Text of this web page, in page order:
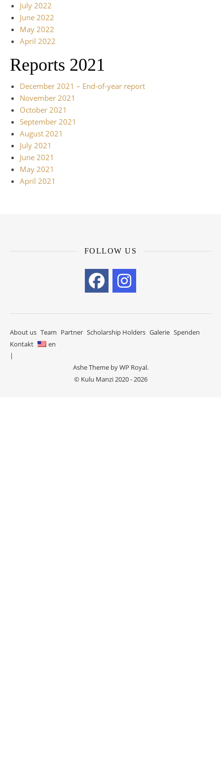
July 2022
June 2022
May 2022
April 2022
Reports 2021
December 2021 – End-of-year report
November 2021
October 2021
September 2021
August 2021
July 2021
June 2021
May 2021
April 2021
FOLLOW US
About us Team Partner Scholarship Holders Galerie Spenden
Kontakt
en
Ashe Theme byWP Royal.
© Kulu Manzi 2020 - 2026